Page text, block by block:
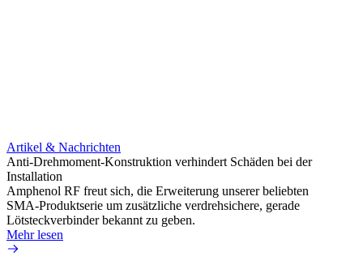
Artikel & Nachrichten
Anti-Drehmoment-Konstruktion verhindert Schäden bei der
Installation
Amphenol RF freut sich, die Erweiterung unserer beliebten
SMA-Produktserie um zusätzliche verdrehsichere, gerade
Lötsteckverbinder bekannt zu geben.
Mehr lesen